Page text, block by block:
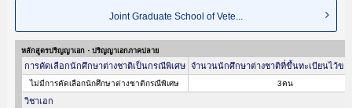
Joint Graduate School of Vete...
หลักสูตรปริญญาเอก・ปริญญาเอกภาคปลาย
การคัดเลือกนักศึกษาต่างชาติเป็นกรณีพิเศษ จำนวนนักศึกษาต่างชาติที่ขึ้นทะเบียนไว้ขอ
ไม่มีการคัดเลือกนักศึกษาต่างชาติกรณีพิเศษ 3คน
วิชาเอก